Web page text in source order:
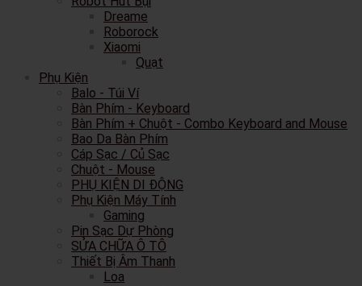
Dreame
Roborock
Xiaomi
Quạt
Phụ Kiện
Balo - Túi Ví
Bàn Phím - Keyboard
Bàn Phím + Chuột - Combo Keyboard and Mouse
Bao Da Bàn Phím
Cáp Sạc / Củ Sạc
Chuột - Mouse
PHỤ KIỆN DI ĐỘNG
Phụ Kiện Máy Tính
Gaming
Pin Sạc Dự Phòng
SỬA CHỮA Ô TÔ
Thiết Bị Âm Thanh
Loa